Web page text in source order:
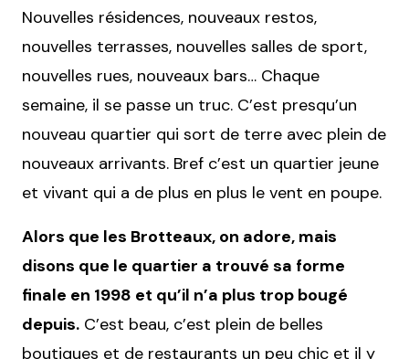
Nouvelles résidences, nouveaux restos,
nouvelles terrasses, nouvelles salles de sport,
nouvelles rues, nouveaux bars… Chaque
semaine, il se passe un truc. C’est presqu’un
nouveau quartier qui sort de terre avec plein de
nouveaux arrivants. Bref c’est un quartier jeune
et vivant qui a de plus en plus le vent en poupe.
Alors que les Brotteaux, on adore, mais
disons que le quartier a trouvé sa forme
finale en 1998 et qu’il n’a plus trop bougé
depuis. C’est beau, c’est plein de belles
boutiques et de restaurants un peu chic et il y